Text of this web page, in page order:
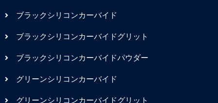
ブラックシリコンカーバイド
ブラックシリコンカーバイドグリット
ブラックシリコンカーバイドパウダー
グリーンシリコンカーバイド
グリーンシリコンカーバイドグリット